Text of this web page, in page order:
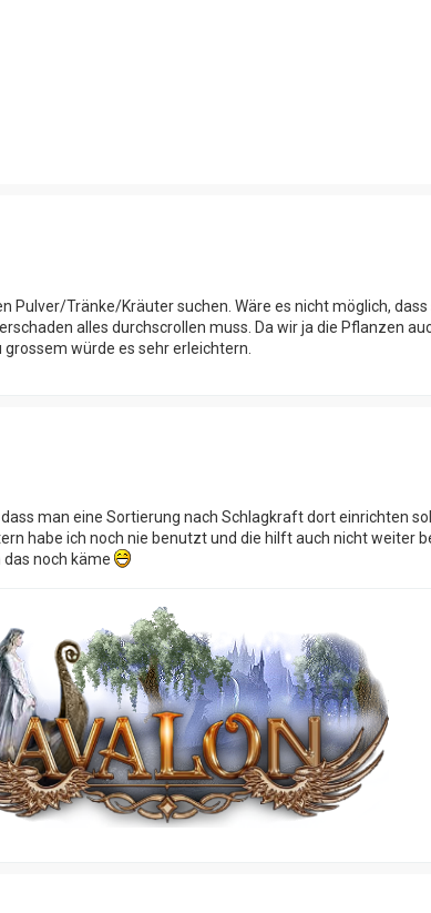
Tränke/Kräuter suchen. Wäre es nicht möglich, dass
alles durchscrollen muss. Da wir ja die Pflanzen
würde es sehr erleichtern.
man eine Sortierung nach Schlagkraft dort einrichten
habe ich noch nie benutzt und die hilft auch nicht weiter
noch käme